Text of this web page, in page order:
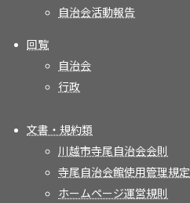
自治会活動報告
回覧
自治会
行政
文書・規約類
川越市寺尾自治会会則
寺尾自治会館使用管理規定
ホームページ運営規則